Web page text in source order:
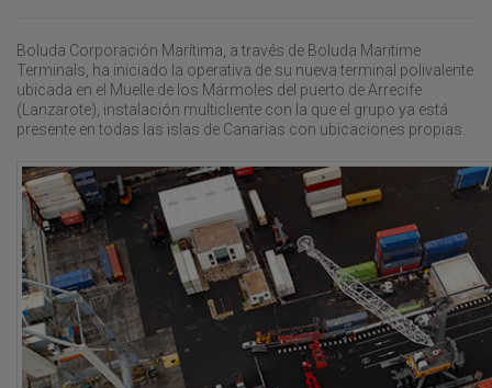
Boluda Corporación Marítima, a través de Boluda Maritime
Terminals, ha iniciado la operativa de su nueva terminal polivalente
ubicada en el Muelle de los Mármoles del puerto de Arrecife
(Lanzarote), instalación multicliente con la que el grupo ya está
presente en todas las islas de Canarias con ubicaciones propias.